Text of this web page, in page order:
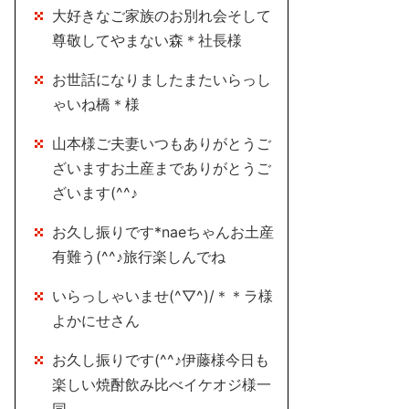
大好きなご家族のお別れ会そして
尊敬してやまない森＊社長様
お世話になりましたまたいらっし
ゃいね橋＊様
山本様ご夫妻いつもありがとうご
ざいますお土産までありがとうご
ざいます(^^♪
お久し振りです*naeちゃんお土産
有難う(^^♪旅行楽しんでね
いらっしゃいませ(^▽^)/＊＊ラ様
よかにせさん
お久し振りです(^^♪伊藤様今日も
楽しい焼酎飲み比べイケオジ様一